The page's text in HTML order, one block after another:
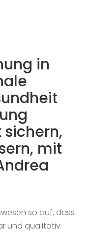
in
mit
so auf, dass
und qualitativ